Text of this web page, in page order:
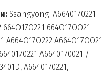
Ssangyong: A6640170221
664O17O221 664O17OO21
A664O17O222 A664O17OO21
A6640170021 /
A6640170221,